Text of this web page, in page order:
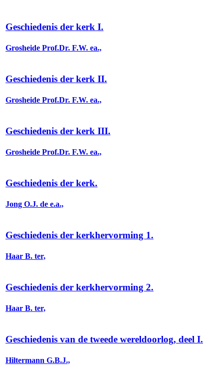
Geschiedenis der kerk I.
Grosheide Prof.Dr. F.W. ea.,
Geschiedenis der kerk II.
Grosheide Prof.Dr. F.W. ea.,
Geschiedenis der kerk III.
Grosheide Prof.Dr. F.W. ea.,
Geschiedenis der kerk.
Jong O.J. de e.a.,
Geschiedenis der kerkhervorming 1.
Haar B. ter,
Geschiedenis der kerkhervorming 2.
Haar B. ter,
Geschiedenis van de tweede wereldoorlog, deel I.
Hiltermann G.B.J.,